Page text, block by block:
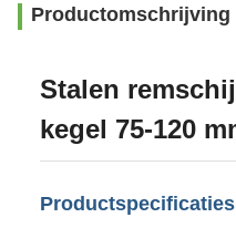
Productomschrijving
Stalen
kegel 75-120
Productspecificaties